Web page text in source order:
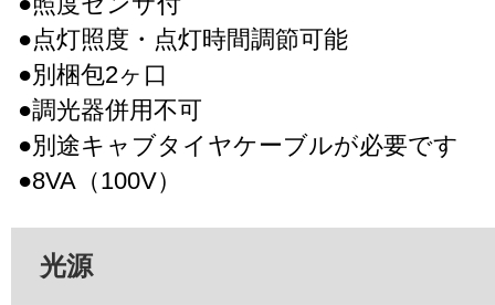
●点灯照度・点灯時間調節可能
●別梱包2ヶ口
●調光器併用不可
●別途キャブタイヤケーブルが必要です
●8VA（100V）
光源